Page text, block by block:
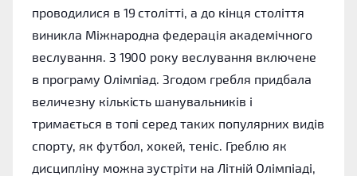
проводилися в 19 столітті, а до кінця століття
виникла Міжнародна федерація академічного
веслування. З 1900 року веслування включене
в програму Олімпіад. Згодом гребля придбала
величезну кількість шанувальників і
тримається в топі серед таких популярних видів
спорту, як футбол, хокей, теніс. Греблю як
дисципліну можна зустріти на Літній Олімпіаді,